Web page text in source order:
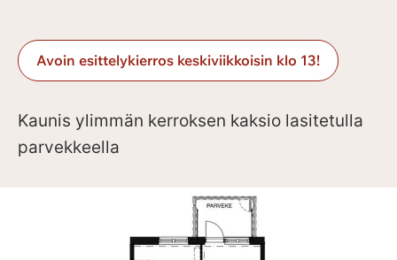
Avoin esittelykierros keskiviikkoisin klo 13!
Kaunis ylimmän kerroksen kaksio lasitetulla
parvekkeella